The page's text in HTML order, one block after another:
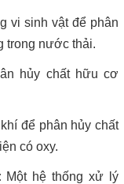
vi sinh vật để phân
trong nước thải.
hủy chất hữu cơ
để phân hủy chất
có oxy.
Một hệ thống xử lý